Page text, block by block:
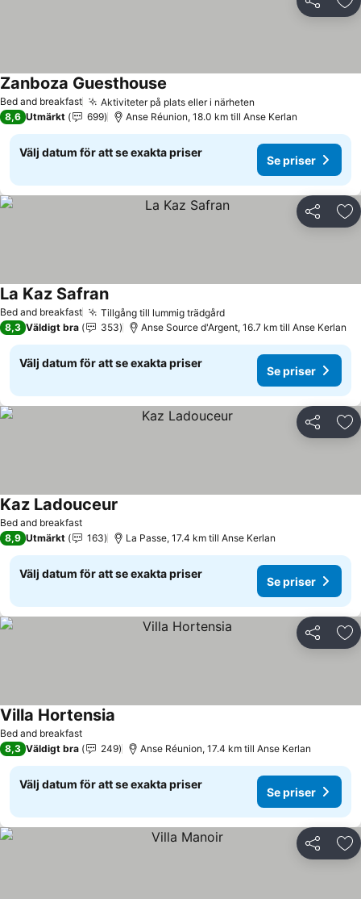
Dela
Bed and breakfast Aktiviteter på plats eller i närheten
Zanboza Guesthouse
8,6 Utmärkt 699 Anse Réunion, 18.0 km till Anse Kerlan
Välj datum för att se exakta priser
Se priser
Dela
Bed and breakfast Tillgång till lummig trädgårdSe priser
La Kaz SafranSe priser
8,3 Väldigt bra 353 Anse Source d'Argent, 16.7 km till Anse Kerlan
Välj datum för att se exakta priser
Se priser
Dela
Bed and breakfast
Kaz Ladouceur
8,9 Utmärkt 163 La Passe, 17.4 km till Anse Kerlan
Välj datum för att se exakta priser
Se priser
Dela
Bed and breakfast
Villa Hortensia
8,3 Väldigt bra 249 Anse Réunion, 17.4 km till Anse Kerlan
Välj datum för att se exakta priser
Se priser
Dela